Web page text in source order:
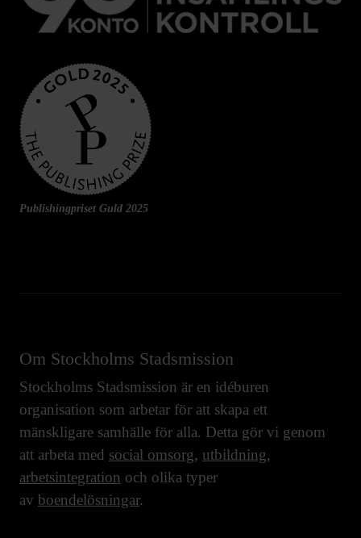
Publishingpriset Guld 2025
Om Stockholms Stadsmission
Stockholms Stadsmission är en idéburen
organisation som arbetar för att skapa ett
mänskligare samhälle för alla. Detta gör vi genom
att arbeta med social omsorg, utbildning,
arbetsintegration och olika typer
av boendelösningar.